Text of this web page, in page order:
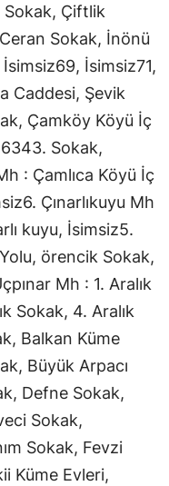
Sokak, Çiftlik
Sokak, İnönü
İsimsiz71,
Caddesi, Şevik
Çamköy Köyü İç
Sokak,
: Çamlıca Köyü İç
Çınarlıkuyu Mh
kuyu, İsimsiz5.
örencik Sokak,
Mh : 1. Aralık
Sokak, 4. Aralık
Balkan Küme
Büyük Arpacı
Defne Sokak,
Sokak,
Sokak, Fevzi
Küme Evleri,